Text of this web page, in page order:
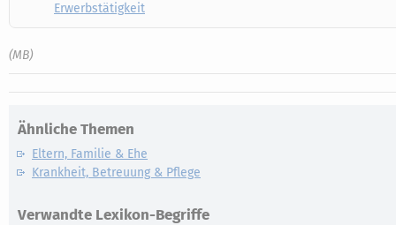
Erwerbstätigkeit
(MB)
Ähnliche Themen
Eltern, Familie & Ehe
Krankheit, Betreuung & Pflege
Verwandte Lexikon-Begriffe